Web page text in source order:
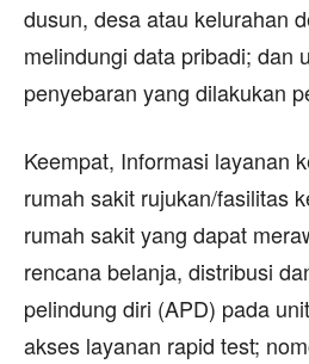
dusun, desa atau kelurahan
melindungi data pribadi; dan
penyebaran yang dilakukan
Keempat, Informasi layanan
rumah sakit rujukan/fasilitas
rumah sakit yang dapat
rencana belanja, distribusi
pelindung diri (APD) pada
akses layanan rapid test;